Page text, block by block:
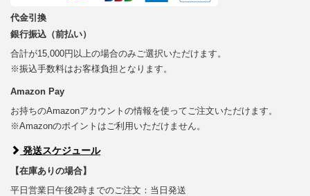
代金引換
銀行振込（前払い）
合計が15,000円以上の場合のみご選択いただけます。
※振込手数料はお客様負担となります。
Amazon Pay
お持ちのAmazonアカウントの情報を使ってご注文いただけます。
※Amazonのポイントはご利用いただけません。
発送スケジュール
【在庫ありの場合】
平日営業日午後2時までのご注文：当日発送